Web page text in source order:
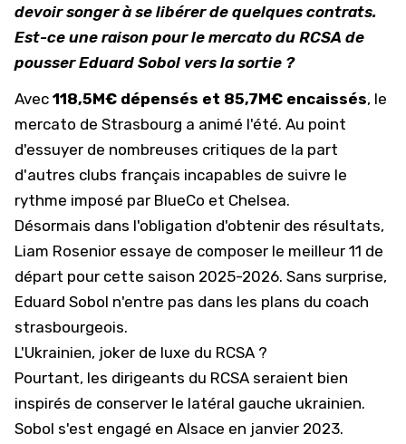
devoir songer à se libérer de quelques contrats.
Est-ce une raison pour le mercato du RCSA de
pousser Eduard Sobol vers la sortie ?
Avec 118,5M€ dépensés et 85,7M€ encaissés, le
mercato de Strasbourg a animé l'été. Au point
d'essuyer de nombreuses critiques de la part
d'autres clubs français incapables de suivre le
rythme imposé par BlueCo et Chelsea.
Désormais dans l'obligation d'obtenir des résultats,
Liam Rosenior essaye de composer le meilleur 11 de
départ pour cette saison 2025-2026. Sans surprise,
Eduard Sobol n'entre pas dans les plans du coach
strasbourgeois.
L'Ukrainien, joker de luxe du RCSA ?
Pourtant, les dirigeants du RCSA seraient bien
inspirés de conserver le latéral gauche ukrainien.
Sobol s'est engagé en Alsace en janvier 2023.